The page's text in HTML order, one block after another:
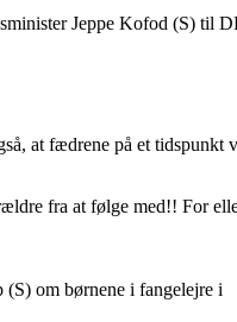
Jeppe Kofod (S) til
at fædrene på et tidspunkt
fra at følge med!! For
om børnene i fangelejre i